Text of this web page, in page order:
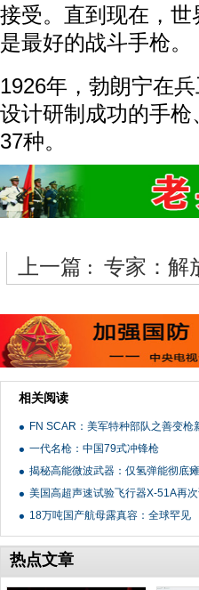
接受。直到现在，
是最好的战斗手枪。
1926年，勃朗宁在
设计研制成功的手
37种。
上一篇 : 专家：解
相关阅读
FN SCAR：美军特种部队之善变枪
一代名枪：中国79式冲锋枪
揭秘高能微波武器：仅氢弹能彻底
美国高超声速试验飞行器X-51A再
18万吨国产航母露真容：全球罕见
热点文章